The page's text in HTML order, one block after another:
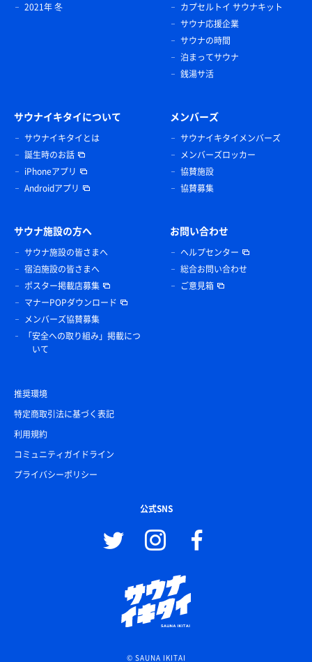
2021年 冬
カプセルトイ サウナキット
サウナ応援企業
サウナの時間
泊まってサウナ
銭湯サ活
サウナイキタイについて
サウナイキタイとは
誕生時のお話
iPhoneアプリ
Androidアプリ
メンバーズ
サウナイキタイメンバーズ
メンバーズロッカー
協賛施設
協賛募集
サウナ施設の方へ
サウナ施設の皆さまへ
宿泊施設の皆さまへ
ポスター掲載店募集
マナーPOPダウンロード
メンバーズ協賛募集
「安全への取り組み」掲載につ
いて
お問い合わせ
ヘルプセンター
総合お問い合わせ
ご意見箱
推奨環境
特定商取引法に基づく表記
利用規約
コミュニティガイドライン
プライバシーポリシー
公式SNS
© SAUNA IKITAI